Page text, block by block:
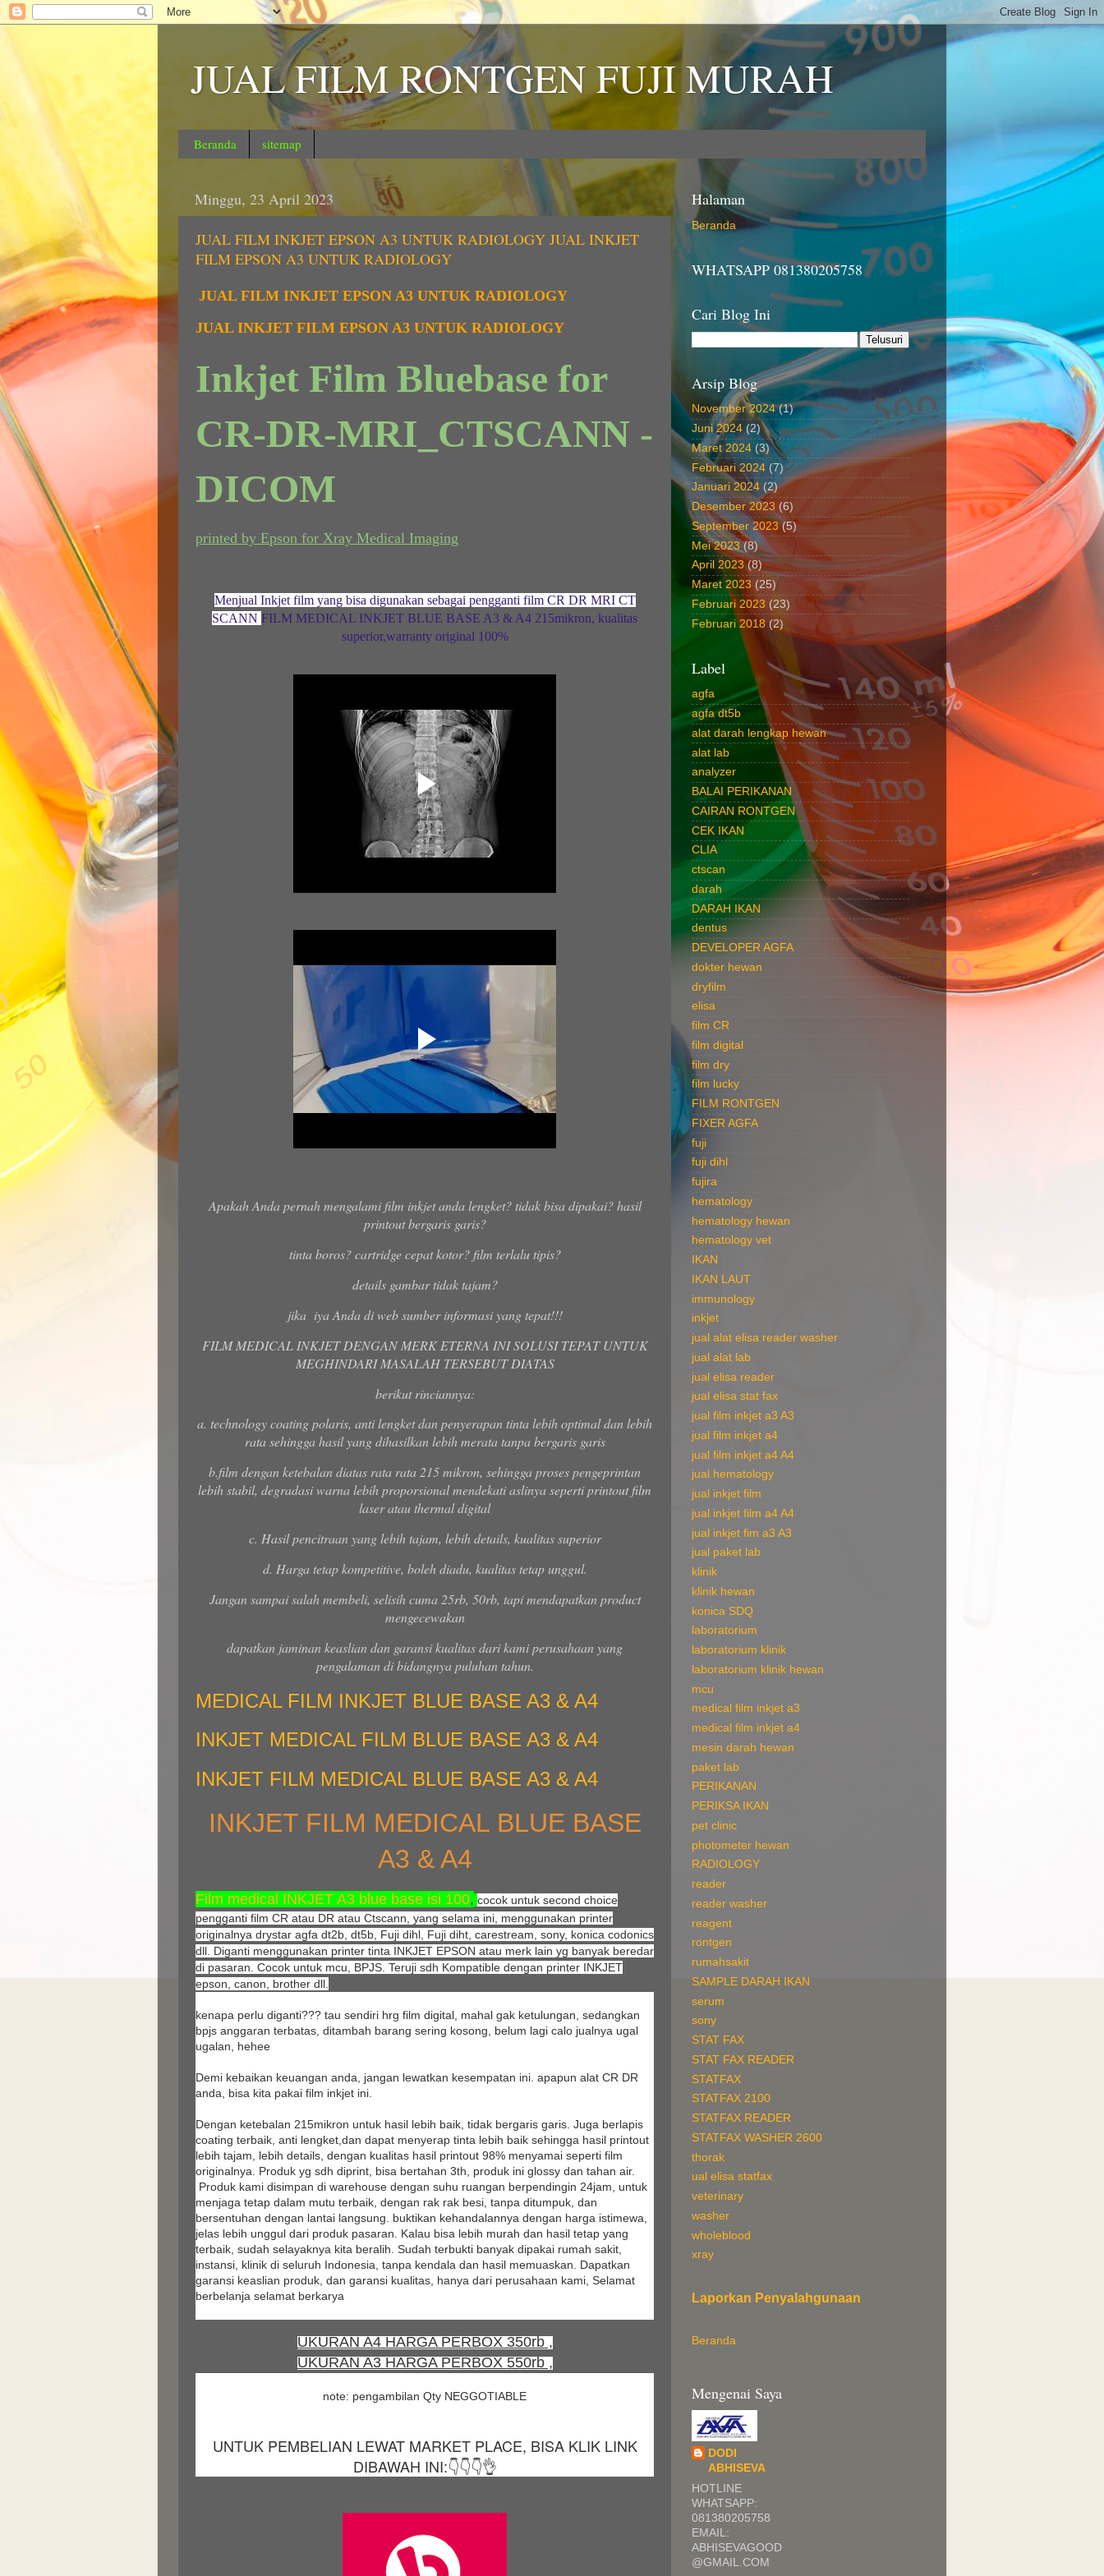
JUAL FILM RONTGEN FUJI MURAH
Beranda sitemap
Minggu, 23 April 2023
JUAL FILM INKJET EPSON A3 UNTUK RADIOLOGY JUAL INKJET
FILM EPSON A3 UNTUK RADIOLOGY
JUAL FILM INKJET EPSON A3 UNTUK RADIOLOGY
JUAL INKJET FILM EPSON A3 UNTUK RADIOLOGY
Inkjet Film Bluebase for
CR-DR-MRI_CTSCANN -
DICOM
printed by Epson for Xray Medical Imaging
Menjual Inkjet film yang bisa digunakan sebagai pengganti film CR DR MRI CT
SCANN FILM MEDICAL INKJET BLUE BASE A3 & A4 215mikron, kualitas
superior,warranty original 100%
Apakah Anda pernah mengalami film inkjet anda lengket? tidak bisa dipakai? hasil
printout bergaris garis?
tinta boros? cartridge cepat kotor? film terlalu tipis?
details gambar tidak tajam?
jika iya Anda di web sumber informasi yang tepat!!!
FILM MEDICAL INKJET DENGAN MERK ETERNA INI SOLUSI TEPAT UNTUK
MEGHINDARI MASALAH TERSEBUT DIATAS
berikut rinciannya:
a. technology coating polaris, anti lengket dan penyerapan tinta lebih optimal dan lebih
rata sehingga hasil yang dihasilkan lebih merata tanpa bergaris garis
b.film dengan ketebalan diatas rata rata 215 mikron, sehingga proses pengeprintan
lebih stabil, degradasi warna lebih proporsional mendekati aslinya seperti printout film
laser atau thermal digital
c. Hasil pencitraan yang lebih tajam, lebih details, kualitas superior
d. Harga tetap kompetitive, boleh diadu, kualitas tetap unggul.
Jangan sampai salah membeli, selisih cuma 25rb, 50rb, tapi mendapatkan product
mengecewakan
dapatkan jaminan keaslian dan garansi kualitas dari kami perusahaan yang
pengalaman di bidangnya puluhan tahun.
MEDICAL FILM INKJET BLUE BASE A3 & A4
INKJET MEDICAL FILM BLUE BASE A3 & A4
INKJET FILM MEDICAL BLUE BASE A3 & A4
INKJET FILM MEDICAL BLUE BASE
A3 & A4
Film medical INKJET A3 blue base isi 100, cocok untuk second choice
pengganti film CR atau DR atau Ctscann, yang selama ini, menggunakan printer
originalnya drystar agfa dt2b, dt5b, Fuji dihl, Fuji diht, carestream, sony, konica codonics
dll. Diganti menggunakan printer tinta INKJET EPSON atau merk lain yg banyak beredar
di pasaran. Cocok untuk mcu, BPJS. Teruji sdh Kompatible dengan printer INKJET
epson, canon, brother dll.
kenapa perlu diganti??? tau sendiri hrg film digital, mahal gak ketulungan, sedangkan
bpjs anggaran terbatas, ditambah barang sering kosong, belum lagi calo jualnya ugal
ugalan, hehee
Demi kebaikan keuangan anda, jangan lewatkan kesempatan ini. apapun alat CR DR
anda, bisa kita pakai film inkjet ini.
Dengan ketebalan 215mikron untuk hasil lebih baik, tidak bergaris garis. Juga berlapis
coating terbaik, anti lengket,dan dapat menyerap tinta lebih baik sehingga hasil printout
lebih tajam, lebih details, dengan kualitas hasil printout 98% menyamai seperti film
originalnya. Produk yg sdh diprint, bisa bertahan 3th, produk ini glossy dan tahan air.
Produk kami disimpan di warehouse dengan suhu ruangan berpendingin 24jam, untuk
menjaga tetap dalam mutu terbaik, dengan rak rak besi, tanpa ditumpuk, dan
bersentuhan dengan lantai langsung. buktikan kehandalannya dengan harga istimewa,
jelas lebih unggul dari produk pasaran. Kalau bisa lebih murah dan hasil tetap yang
terbaik, sudah selayaknya kita beralih. Sudah terbukti banyak dipakai rumah sakit,
instansi, klinik di seluruh Indonesia, tanpa kendala dan hasil memuaskan.
Dapatkan
garansi keaslian produk, dan garansi kualitas, hanya dari perusahaan kami, Selamat
berbelanja selamat berkarya
UKURAN A4 HARGA PERBOX 350rb ,
UKURAN A3 HARGA PERBOX550rb ,
note: pengambilan Qty NEGGOTIABLE
UNTUK PEMBELIAN LEWAT MARKET PLACE, BISA KLIK LINK
DIBAWAH INI:👇👇👇👌
Halaman
Beranda
WHATSAPP 081380205758
Cari Blog Ini
Arsip Blog
November 2024(1)
Juni 2024 (2)
Maret 2024 (3)
Februari 2024 (7)
Januari 2024(2)
Desember 2023 (6)
September 2023(5)
Mei 2023(8)
April 2023(8)
Maret 2023 (25)
Februari 2023 (23)
Februari 2018(2)
Label
agfa
agfa dt5b
alat darah lengkap hewan
alat lab
analyzer
BALAI PERIKANAN
CAIRAN RONTGEN
CEK IKAN
CLIA
ctscan
darah
DARAH IKAN
dentus
DEVELOPER AGFA
dokter hewan
dryfilm
elisa
film CR
film digital
film dry
film lucky
FILM RONTGEN
FIXER AGFA
fuji
fuji dihl
fujira
hematology
hematology hewan
hematology vet
IKAN
IKAN LAUT
immunology
inkjet
jual alat elisa reader washer
jual alat lab
jual elisa reader
jual elisa stat fax
jual film inkjet a3 A3
jual film inkjet a4
jual film inkjet a4 A4
jual hematology
jual inkjet film
jual inkjet film a4 A4
jual inkjet fim a3 A3
jual paket lab
klinik
klinik hewan
konica SDQ
laboratorium
laboratorium klinik
laboratorium klinik hewan
mcu
medical film inkjet a3
medical film inkjet a4
mesin darah hewan
paket lab
PERIKANAN
PERIKSA IKAN
pet clinic
photometer hewan
RADIOLOGY
reader
reader washer
reagent
rontgen
rumahsakit
SAMPLE DARAH IKAN
serum
sony
STAT FAX
STAT FAX READER
STATFAX
STATFAX 2100
STATFAX READER
STATFAX WASHER 2600
thorak
ual elisa statfax
veterinary
washer
wholeblood
xray
Laporkan Penyalahgunaan
Beranda
Mengenai Saya
DODI
ABHISEVA
HOTLINE
WHATSAPP:
081380205758
EMAIL:
ABHISEVAGOOD
@GMAIL.COM